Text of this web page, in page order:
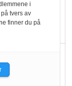
melk
i
tvers av
finner du på